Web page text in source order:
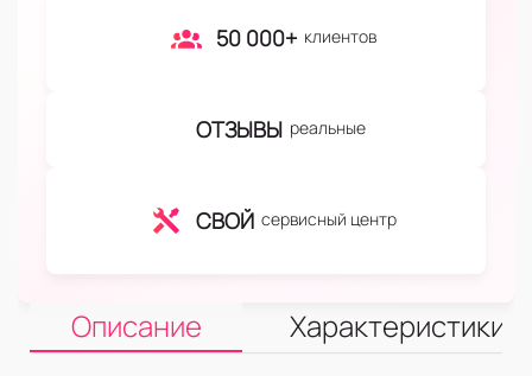
50 000+ клиентов
ОТЗЫВЫ реальные
СВОЙ сервисный центр
Описание Характеристики